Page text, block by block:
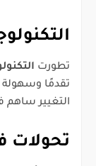
تطورت
تقدمًا وسهولة
التغيير ساهم
تحولات